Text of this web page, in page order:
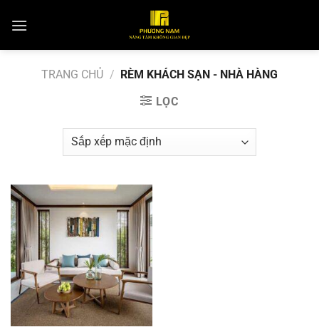
TRANG CHỦ / RÈM KHÁCH SẠN - NHÀ HÀNG
LỌC